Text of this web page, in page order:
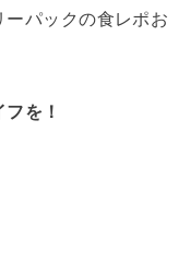
パックの食レポお
を！